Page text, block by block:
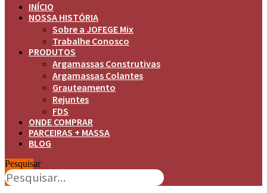
INÍCIO
NOSSA HISTÓRIA
Sobre a JOFEGE Mix
Trabalhe Conosco
PRODUTOS
Argamassas Construtivas
Argamassas Colantes
Grauteamento
Rejuntes
FDS
ONDE COMPRAR
PARCEIRAS + MASSA
BLOG
Pesquisar